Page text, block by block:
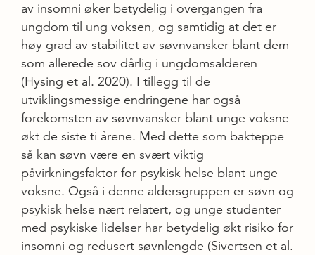
av insomni øker betydelig i overgangen fra
ungdom til ung voksen, og samtidig at det er
høy grad av stabilitet av søvnvansker blant dem
som allerede sov dårlig i ungdomsalderen
(Hysing et al. 2020). I tillegg til de
utviklingsmessige endringene har også
forekomsten av søvnvansker blant unge voksne
økt de siste ti årene. Med dette som bakteppe
så kan søvn være en svært viktig
påvirkningsfaktor for psykisk helse blant unge
voksne. Også i denne aldersgruppen er søvn og
psykisk helse nært relatert, og unge studenter
med psykiske lidelser har betydelig økt risiko for
insomni og redusert søvnlengde (Sivertsen et al.